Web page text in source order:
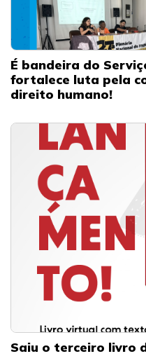
É bandeira do
fortalece luta pela
direito humano!
Saiu o terceiro livro